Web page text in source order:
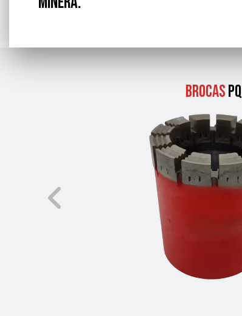
BrocasPQ